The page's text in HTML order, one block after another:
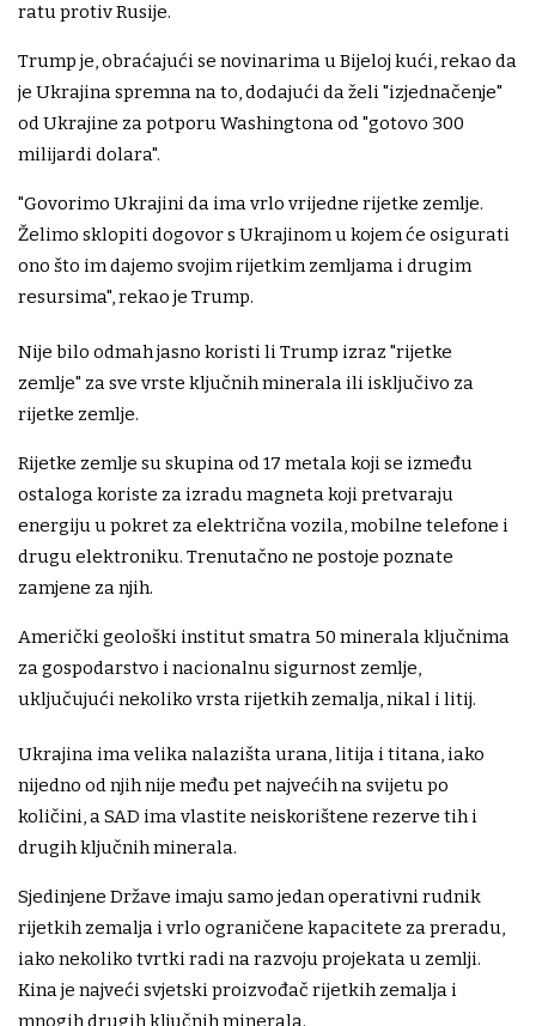
ratu protiv Rusije.
Trump je, obraćajući se novinarima u Bijeloj kući, rekao da
je Ukrajina spremna na to, dodajući da želi "izjednačenje"
od Ukrajine za potporu Washingtona od "gotovo 300
milijardi dolara".
"Govorimo Ukrajini da ima vrlo vrijedne rijetke zemlje.
Želimo sklopiti dogovor s Ukrajinom u kojem će osigurati
ono što im dajemo svojim rijetkim zemljama i drugim
resursima", rekao je Trump.
Nije bilo odmah jasno koristi li Trump izraz "rijetke
zemlje" za sve vrste ključnih minerala ili isključivo za
rijetke zemlje.
Rijetke zemlje su skupina od 17 metala koji se između
ostaloga koriste za izradu magneta koji pretvaraju
energiju u pokret za električna vozila, mobilne telefone i
drugu elektroniku. Trenutačno ne postoje poznate
zamjene za njih.
Američki geološki institut smatra 50 minerala ključnima
za gospodarstvo i nacionalnu sigurnost zemlje,
uključujući nekoliko vrsta rijetkih zemalja, nikal i litij.
Ukrajina ima velika nalazišta urana, litija i titana, iako
nijedno od njih nije među pet najvećih na svijetu po
količini, a SAD ima vlastite neiskorištene rezerve tih i
drugih ključnih minerala.
Sjedinjene Države imaju samo jedan operativni rudnik
rijetkih zemalja i vrlo ograničene kapacitete za preradu,
iako nekoliko tvrtki radi na razvoju projekata u zemlji.
Kina je najveći svjetski proizvođač rijetkih zemalja i
mnogih drugih ključnih minerala.